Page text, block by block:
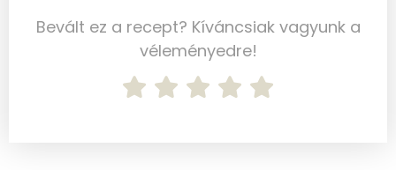
Többszörösen telítetlen zsírsav
6 g
Bevált ez a recept? Kíváncsiak vagyunk a
véleményedre!